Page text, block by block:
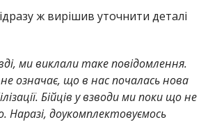
ж вирішив уточнити деталі
ми виклали таке повідомлення.
означає, що в нас почалась нова
Бійців у взводи ми поки що не
Наразі, доукомплектовуємось